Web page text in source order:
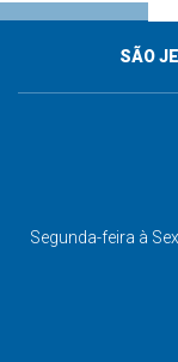
SÃO
Segunda-feira à